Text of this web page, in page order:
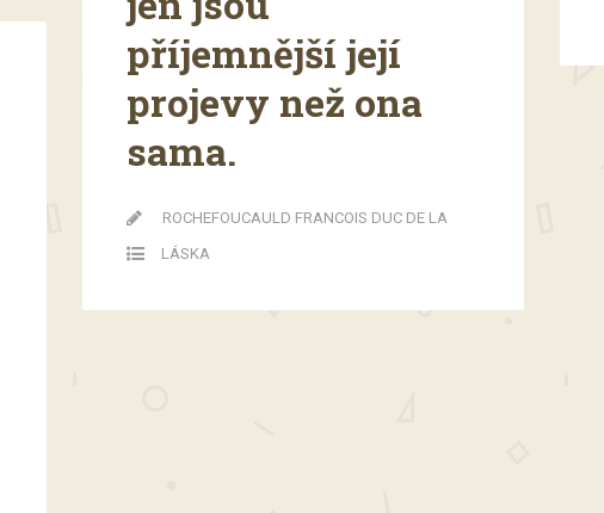
příjemnější její
projevy než ona
sama.
ROCHEFOUCAULD FRANCOIS DUC DE LA
LÁSKA